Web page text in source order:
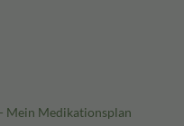
Mein Medikationsplan